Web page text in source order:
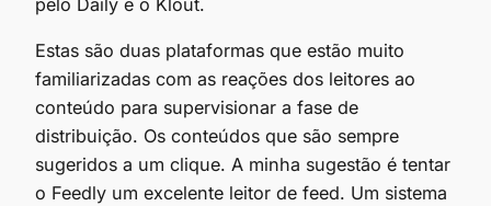
pelo Daily e o Klout.
Estas são duas plataformas que estão muito
familiarizadas com as reações dos leitores ao
conteúdo para supervisionar a fase de
distribuição. Os conteúdos que são sempre
sugeridos a um clique. A minha sugestão é tentar
o Feedly um excelente leitor de feed. Um sistema